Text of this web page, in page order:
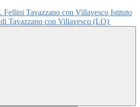
Istituto
di Tavazzano con Villavesco (LO)